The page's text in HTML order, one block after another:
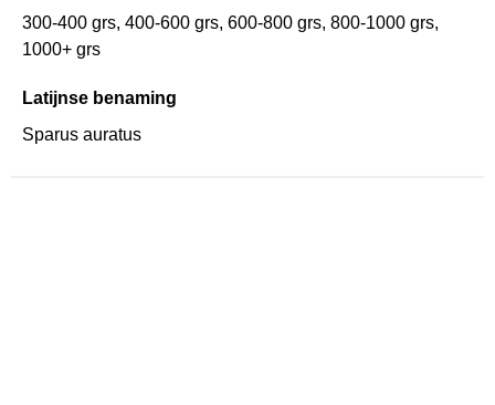
300-400 grs, 400-600 grs, 600-800 grs, 800-1000 grs,
1000+ grs
Latijnse benaming
Sparus auratus